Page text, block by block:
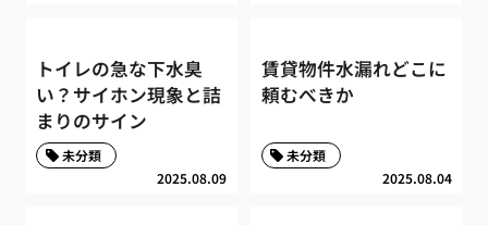
トイレの急な下水臭
い？サイホン現象と詰
まりのサイン
2025.08.09
未分類
賃貸物件水漏れどこに
頼むべきか
2025.08.04
未分類